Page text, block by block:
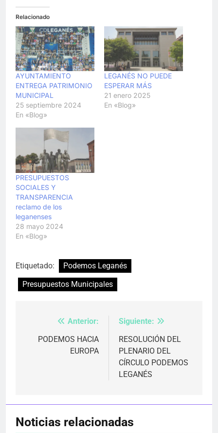
Relacionado
AYUNTAMIENTO
ENTREGA PATRIMONIO
MUNICIPAL
25 septiembre 2024
En «Blog»
LEGANÉS NO PUEDE
ESPERAR MÁS
21 enero 2025
En «Blog»
PRESUPUESTOS
SOCIALES Y
TRANSPARENCIA
reclamo de los
leganenses
28 mayo 2024
En «Blog»
Etiquetado:
Podemos Leganés
Presupuestos Municipales
Navegación
Anterior:
PODEMOS HACIA
EUROPA
Siguiente:
RESOLUCIÓN DEL
PLENARIO DEL
CÍRCULO PODEMOS
LEGANÉS
Noticias relacionadas